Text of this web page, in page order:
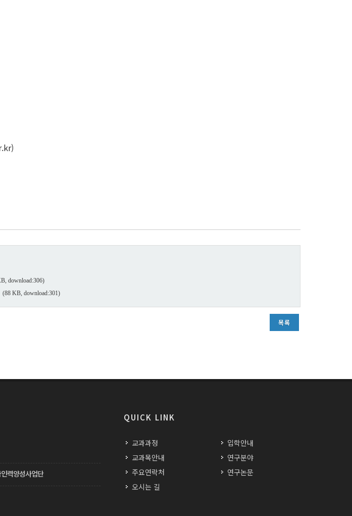
download:306)
(88 KB, download:301)
목록
력양성사업단
QUICK LINK
교과과정
교과목안내
주요연락처
오시는 길
입학안내
연구분야
연구논문